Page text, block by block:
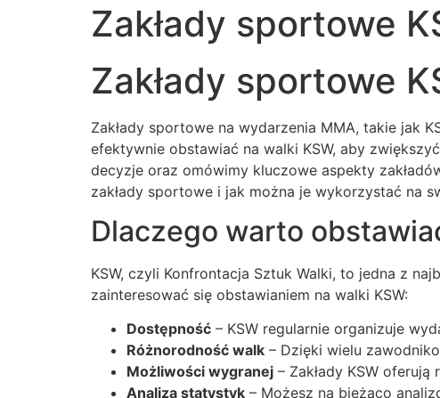
Zakłady sportowe
Zakłady sportowe
Zakłady sportowe na wydarzenia MMA, takie jak
efektywnie obstawiać na walki KSW, aby
decyzje oraz omówimy kluczowe aspekty
zakłady sportowe i jak można je wykorzystać na
Dlaczego warto
KSW, czyli Konfrontacja Sztuk Walki, to jedna z
zainteresować się obstawianiem na walki KSW:
Dostępność – KSW regularnie organizuje
Różnorodność walk – Dzięki wielu
Możliwości wygranej – Zakłady KSW
Analiza statystyk – Możesz na bieżąco